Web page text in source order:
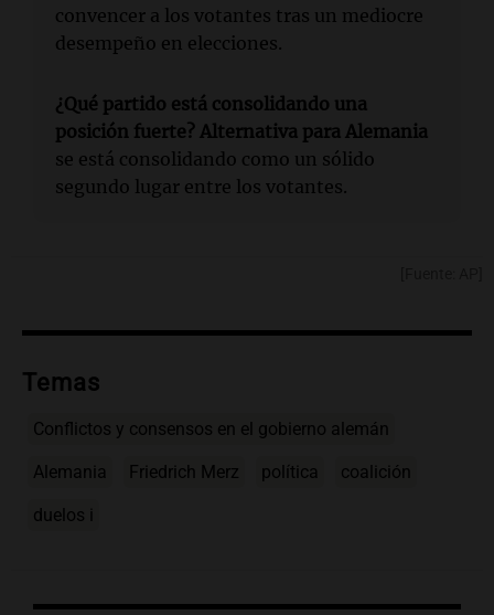
convencer a los votantes tras un mediocre
desempeño en elecciones.
¿Qué partido está consolidando una
posición fuerte? Alternativa para Alemania
se está consolidando como un sólido
segundo lugar entre los votantes.
Temas
Conflictos y consensos en el gobierno alemán
Alemania Friedrich Merz política coalición
duelos i